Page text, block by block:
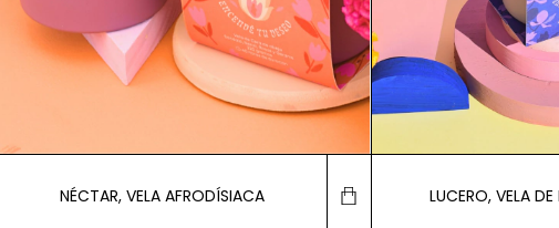
NÉCTAR, VELA AFRODÍSIACA LUCERO, VELA